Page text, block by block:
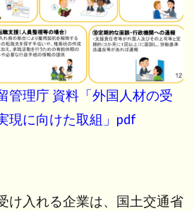
管理庁 資料「外国人材の受
現に向けた取組」pdf
け入れる企業は、国土交通省